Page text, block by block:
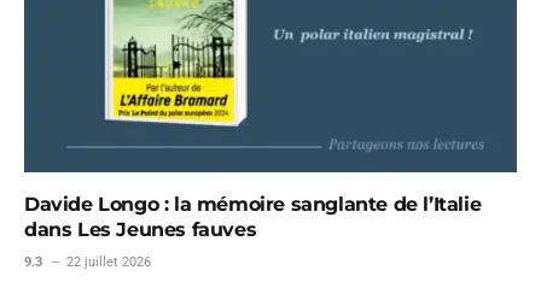
Davide Longo : la mémoire sanglante de l’Italie
dans Les Jeunes fauves
9.3 22 juillet 2026